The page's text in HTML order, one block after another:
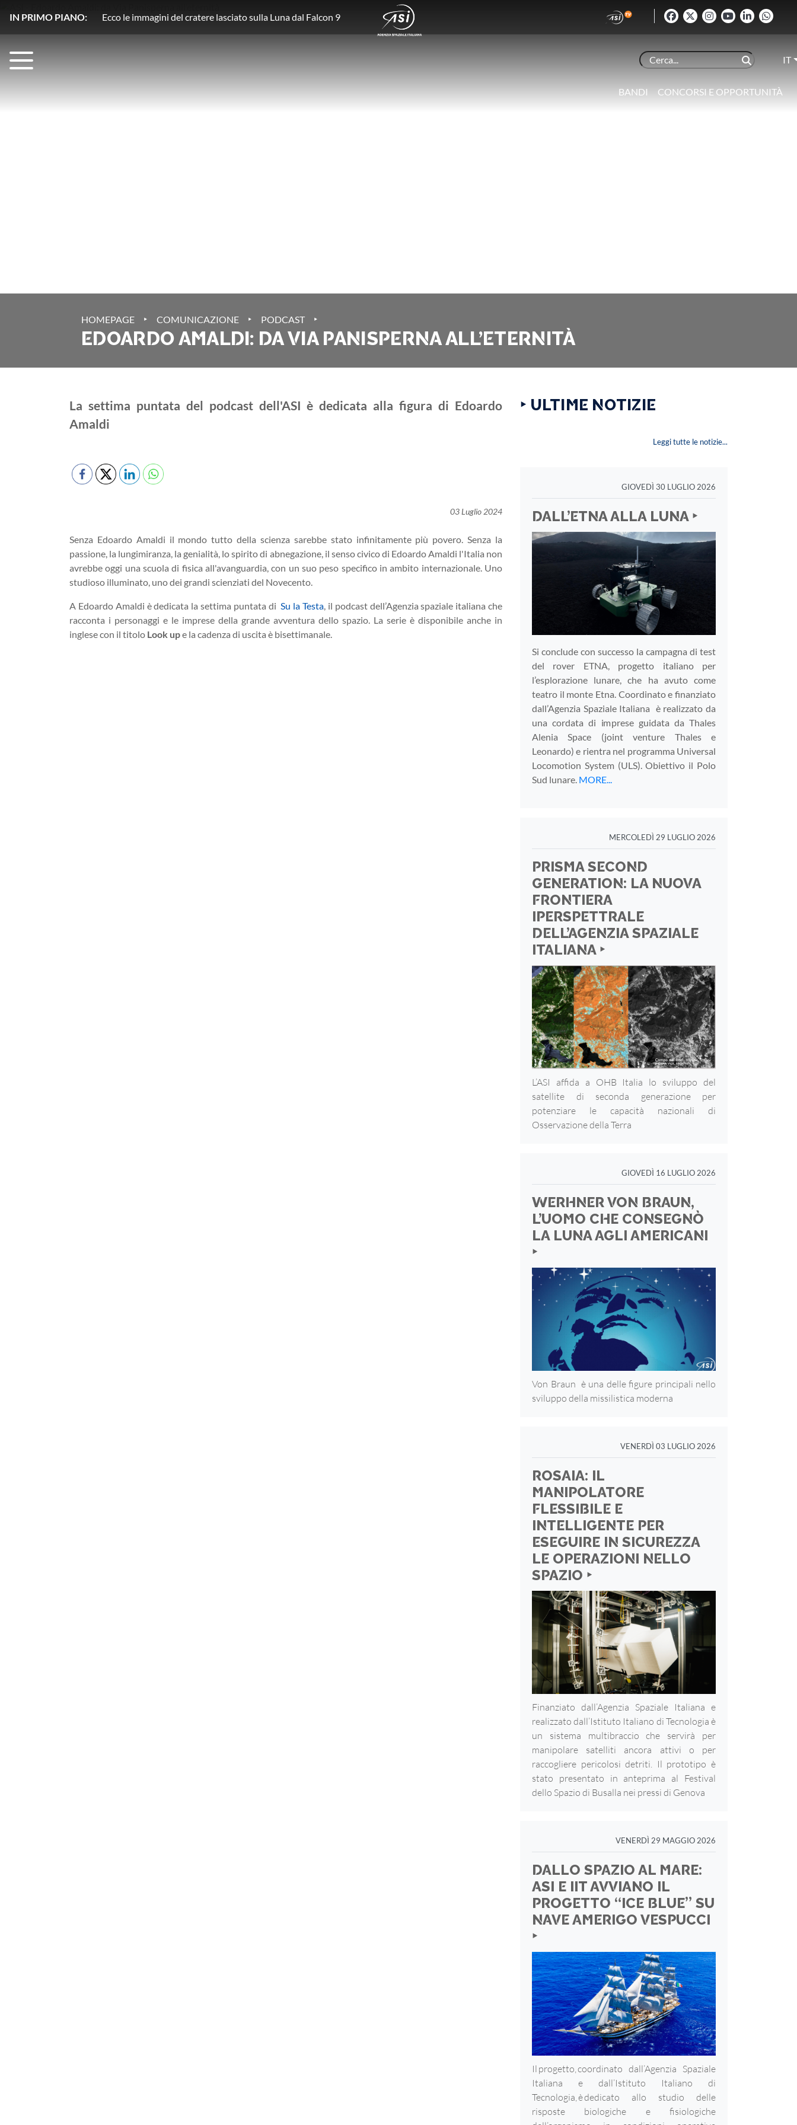
IN PRIMO PIANO: Plutone, azoto in movimento
IT
BANDI CONCORSI E OPPORTUNITÀ
HOMEPAGE ‣ COMUNICAZIONE ‣ PODCAST ‣
EDOARDO AMALDI: DA VIA PANISPERNA ALL’ETERNITÀ
La settima puntata del podcast dell'ASI è dedicata alla figura di Edoardo
Amaldi
03 Luglio 2024
Senza Edoardo Amaldi il mondo tutto della scienza sarebbe stato infinitamente più povero. Senza la
passione, la lungimiranza, la genialità, lo spirito di abnegazione, il senso civicodi Edoardo Amaldi l'Italia non
avrebbe oggi una scuola di fisica all'avanguardia, con un suo peso specifico in ambito internazionale. Uno
studioso illuminato, uno dei grandi scienziati del Novecento.
A Edoardo Amaldi è dedicata la settima puntata diSu la Testa, il podcast dell’Agenzia spaziale italiana che
racconta i personaggi e le imprese della grande avventura dello spazio. La serie è disponibile anche in
inglese con il titolo Look upe la cadenza di uscita è bisettimanale.
‣ ULTIME NOTIZIE
Leggi tutte le notizie...
GIOVEDÌ 30 LUGLIO 2026
DALL’ETNA ALLA LUNA ‣
Si conclude con successo la campagna di test
del rover ETNA, progetto italiano per
l’esplorazione lunare, che ha avuto come
teatro il monte Etna. Coordinato e finanziato
dall’Agenzia Spaziale Italiana è realizzato da
una cordata di imprese guidata da Thales
Alenia Space (joint venture Thales e
Leonardo) e rientra nel programma Universal
Locomotion System (ULS). Obiettivo il Polo
Sud lunare. MORE...
MERCOLEDÌ 29 LUGLIO 2026
PRISMA SECOND
GENERATION: LA NUOVA
FRONTIERA
IPERSPETTRALE
DELL’AGENZIA SPAZIALE
ITALIANA ‣
L’ASI affida a OHB Italia lo sviluppo del
satellite di seconda generazione per
potenziare le capacità nazionali di
Osservazione della Terra
GIOVEDÌ 16 LUGLIO 2026
WERHNER VON BRAUN,
L’UOMO CHE CONSEGNÒ
LA LUNA AGLI AMERICANI
‣
Von Braun è una delle figure principali nello
sviluppo della missilistica moderna
VENERDÌ 03 LUGLIO 2026
ROSAIA: IL
MANIPOLATORE
FLESSIBILE E
INTELLIGENTE PER
ESEGUIRE IN SICUREZZA
LE OPERAZIONI NELLO
SPAZIO ‣
Finanziato dall’Agenzia Spaziale Italiana e
realizzato dall’Istituto Italiano di Tecnologia è
un sistema multibraccio che servirà per
manipolare satelliti ancora attivi o per
raccogliere pericolosi detriti. Il prototipo è
stato presentato in anteprima al Festival
dello Spazio di Busalla nei pressi di Genova
VENERDÌ 29 MAGGIO 2026
DALLO SPAZIO AL MARE:
ASI E IIT AVVIANO IL
PROGETTO “ICE BLUE” SU
NAVE AMERIGO VESPUCCI
‣
Il progetto, coordinato dall’Agenzia Spaziale
Italiana e dall’Istituto Italiano di
Tecnologia, è dedicato allo studio delle
risposte biologiche e fisiologiche